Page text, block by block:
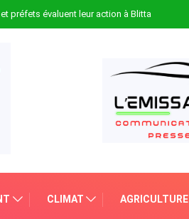
préfets évaluent leur action à Blitta
CLIMAT AGRICULTURE